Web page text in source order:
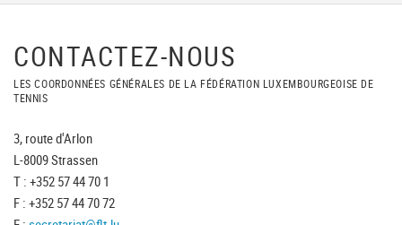
CONTACTEZ-NOUS
LES COORDONNÉES GÉNÉRALES DE LA FÉDÉRATION LUXEMBOURGEOISE DE
TENNIS
3, route d'Arlon
L-8009 Strassen
T : +352 57 44 70 1
F : +352 57 44 70 72